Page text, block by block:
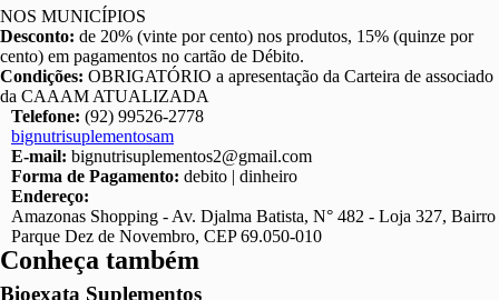
NOS MUNICÍPIOS
Desconto: de 20% (vinte por cento) nos produtos, 15% (quinze por
cento) em pagamentos no cartão de Débito.
Condições: OBRIGATÓRIO a apresentação da Carteira de associado
da CAAAM ATUALIZADA
Telefone: (92) 99526-2778
bignutrisuplementosam
E-mail: bignutrisuplementos2@gmail.com
Forma de Pagamento: debito | dinheiro
Endereço:
Amazonas Shopping - Av. Djalma Batista, N° 482 - Loja 327, Bairro
Parque Dez de Novembro, CEP 69.050-010
Conheça também
Bioexata Suplementos